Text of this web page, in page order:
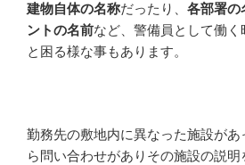
建物自体の名称だったり、 各部署の
ントの名前など、警備員として働
と困る様な事もあります。
勤務先の敷地内に異なった施設があ
ら問い合わせがありその施設の説明